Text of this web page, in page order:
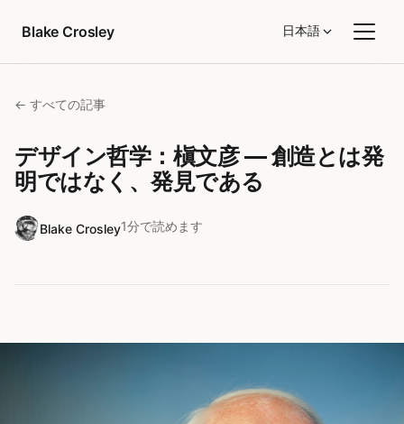
Blake Crosley
日本語
← すべての記事
デザイン哲学：槇文彦 — 創造とは発
明ではなく、発見である
Blake Crosley1分で読めます